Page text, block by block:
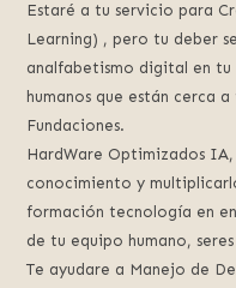
Estaré a tu servicio para
Learning) , pero tu deber
analfabetismo digital en tu
humanos que están cerca
Fundaciones.
HardWare Optimizados
conocimiento y
formación tecnología en
de tu equipo humano,
Te ayudare a Manejo de